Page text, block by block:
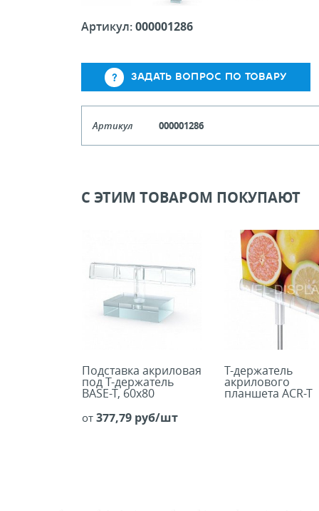
Артикул:000001286
ЗАДАТЬ ВОПРОС ПО ТОВАРУ
Артикул 000001286
Цена, руб (с НДС) ПО
В КОРЗИНУ
С ЭТИМ ТОВАРОМ ПОКУПАЮТ
Подставка акриловая
под Т-держатель
BASE-T, 60х80
от 377,79 руб/шт
Т-держатель
акрилового
планшета ACR-T